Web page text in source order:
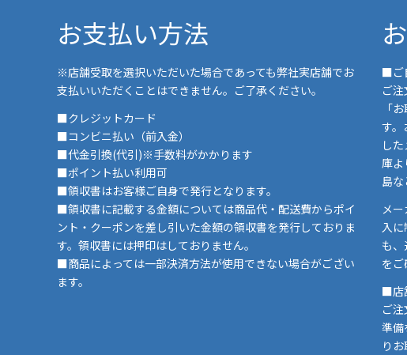
お支払い方法
※店舗受取を選択いただいた場合であっても弊社実店舗でお
支払いいただくことはできません。ご了承ください。
■クレジットカード
■コンビニ払い（前入金）
■代金引換(代引)※手数料がかかります
■ポイント払い利用可
■領収書はお客様ご自身で発行となります。
■領収書に記載する金額については商品代・配送費からポイ
ント・クーポンを差し引いた金額の領収書を発行しておりま
す。領収書には押印はしておりません。
■商品によっては一部決済方法が使用できない場合がござい
ます。
■ご
ご
「
す。
し
庫よ
島
メ
入
も
をご
■店
ご
準備
り